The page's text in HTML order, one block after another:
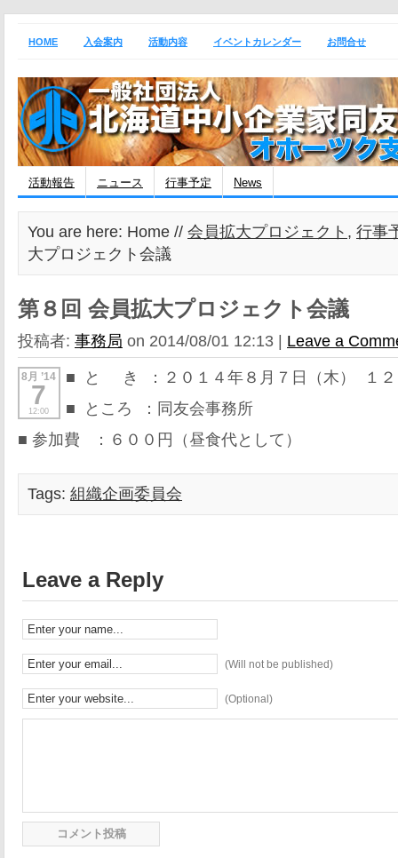
HOME 入会案内 活動内容 イベントカレンダー お問合せ
活動報告 ニュース 行事予定 News
You are here: Home // 会員拡大プロジェクト , 行事
大プロジェクト会議
第８回 会員拡大プロジェクト会議
投稿者: 事務局 on 2014/08/01 12:13 | Leave a
8月 ’14
7
12:00
■ と き ：２０１４年８月７日（木） １２
■ ところ ：同友会事務所
■ 参加費 ：６００円（昼食代として）
Tags: 組織企画委員会
Leave a Reply
(Will not be published)
(Optional)